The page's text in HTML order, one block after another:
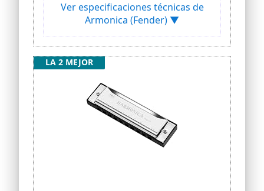
Con una construcción sólida, forma
tradicional y un tono brillante y definido,
esta armónica diatónica de 10 agujeros
ofrece el sonido clásico y la durabilidad
característica de cualquier instrumento
Fender genuino.
Cubiertas de metal cromado para una
interpretación cómoda y peines de
plástico ABS resistente a la humedad
para un sonido brillante y estabilidad en
Estuche protector de plástico ventilado
que permite que la armónica se seque
Ver especificaciones técnicas de
Armonica (Fender) ▼
LA 2 MEJOR